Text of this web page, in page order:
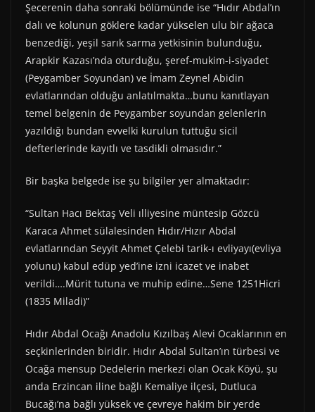
Şecerenin daha sonraki bölümünde ise “Hıdır Abdal’ın
dalı ve kolunun göklere kadar yükselen ulu bir ağaca
benzediği, yeşil sarık sarma yetkisinin bulunduğu,
Arapkir Kazası’nda oturduğu, şeref-mukim-i-siyadet
(Peygamber Soyundan) ve İmam Zeynel Abidin
evlatlarından olduğu anlatılmakta…bunu kanıtlayan
temel belgenin de Peygamber soyundan gelenlerin
yazıldığı bundan evvelki kurulun tuttuğu sicil
defterlerinde kayıtlı ve tasdikli olmasıdır.”
Bir başka belgede ise şu bilgiler yer almaktadır:
“Sultan Hacı Bektaş Veli ılliyesine müntesip Gözcü
Karaca Ahmet sülalesinden Hıdır/Hızır Abdal
evlatlarından Seyyit Ahmet Çelebi tarik-ı evliyayı(evliya
yolunu) kabul edüp yed’ine izni icazet ve inabet
verildi….Mürit tutuna ve muhip edine…Sene 1251Hicri
(1835 Miladi)”
Hıdır Abdal Ocağı Anadolu Kızılbaş Alevi Ocaklarının en
seçkinlerinden biridir. Hıdır Abdal Sultan’ın türbesi ve
Ocağa mensup Dedelerin merkezi olan Ocak Köyü, şu
anda Erzincan iline bağlı Kemaliye ilçesi, Dutluca
Bucağı’na bağlı yüksek ve çevreye hakim bir yerde